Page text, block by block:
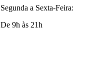
Segunda a Sexta-Feira:
De 9h às 21h